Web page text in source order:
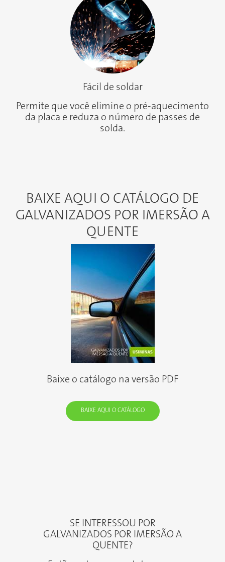
Fácil de soldar
Permite que você elimine o pré-aquecimento
da placa e reduza o número de passes de
solda.
BAIXE AQUI O CATÁLOGO DE
GALVANIZADOS POR IMERSÃO A
QUENTE
Baixe o catálogo na versão PDF
BAIXE AQUI O CATÁLOGO
SE INTERESSOU POR
GALVANIZADOS POR IMERSÃO A
QUENTE?